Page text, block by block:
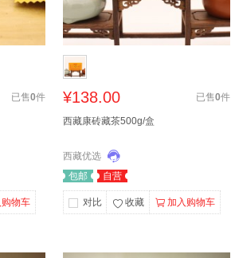
已售0件
物车
¥138.00 已售0件
西藏康砖藏茶500g/盒
西藏优选
包邮
自营
对比 收藏 加入购物车